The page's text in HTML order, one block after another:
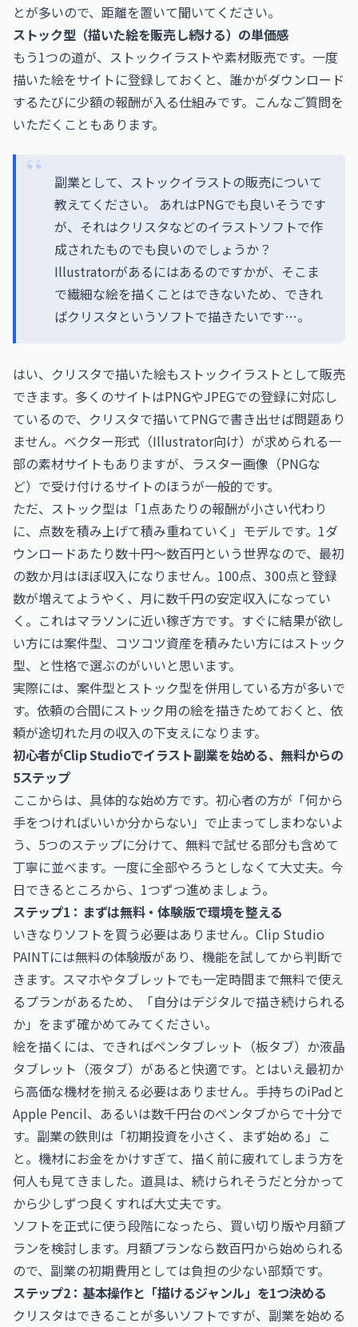
とが多いので、距離を置いて聞いてください。
ストック型（描いた絵を販売し続ける）の単価感
もう1つの道が、ストックイラストや素材販売です。一度
描いた絵をサイトに登録しておくと、誰かがダウンロード
するたびに少額の報酬が入る仕組みです。こんなご質問を
いただくこともあります。
副業として、ストックイラストの販売について
教えてください。 あれはPNGでも良いそうです
が、それはクリスタなどのイラストソフトで作
成されたものでも良いのでしょうか？
Illustratorがあるにはあるのですかが、そこま
で繊細な絵を描くことはできないため、できれ
ばクリスタというソフトで描きたいです…。
はい、クリスタで描いた絵もストックイラストとして販売
できます。多くのサイトはPNGやJPEGでの登録に対応し
ているので、クリスタで描いてPNGで書き出せば問題あり
ません。ベクター形式（Illustrator向け）が求められる一
部の素材サイトもありますが、ラスター画像（PNGな
ど）で受け付けるサイトのほうが一般的です。
ただ、ストック型は「1点あたりの報酬が小さい代わり
に、点数を積み上げて積み重ねていく」モデルです。1ダ
ウンロードあたり数十円〜数百円という世界なので、最初
の数か月はほぼ収入になりません。100点、300点と登録
数が増えてようやく、月に数千円の安定収入になってい
く。これはマラソンに近い稼ぎ方です。すぐに結果が欲し
い方には案件型、コツコツ資産を積みたい方にはストック
型、と性格で選ぶのがいいと思います。
実際には、案件型とストック型を併用している方が多いで
す。依頼の合間にストック用の絵を描きためておくと、依
頼が途切れた月の収入の下支えになります。
初心者がClip Studioでイラスト副業を始める、無料からの
5ステップ
ここからは、具体的な始め方です。初心者の方が「何から
手をつければいいか分からない」で止まってしまわないよ
う、5つのステップに分けて、無料で試せる部分も含めて
丁寧に並べます。一度に全部やろうとしなくて大丈夫。今
日できるところから、1つずつ進めましょう。
ステップ1：まずは無料・体験版で環境を整える
いきなりソフトを買う必要はありません。Clip Studio
PAINTには無料の体験版があり、機能を試してから判断で
きます。スマホやタブレットでも一定時間まで無料で使え
るプランがあるため、「自分はデジタルで描き続けられる
か」をまず確かめてみてください。
絵を描くには、できればペンタブレット（板タブ）か液晶
タブレット（液タブ）があると快適です。とはいえ最初か
ら高価な機材を揃える必要はありません。手持ちのiPadと
Apple Pencil、あるいは数千円台のペンタブからで十分で
す。副業の鉄則は「初期投資を小さく、まず始める」こ
と。機材にお金をかけすぎて、描く前に疲れてしまう方を
何人も見てきました。道具は、続けられそうだと分かって
から少しずつ良くすれば大丈夫です。
ソフトを正式に使う段階になったら、買い切り版や月額プ
ランを検討します。月額プランなら数百円から始められる
ので、副業の初期費用としては負担の少ない部類です。
ステップ2：基本操作と「描けるジャンル」を1つ決める
クリスタはできることが多いソフトですが、副業を始める